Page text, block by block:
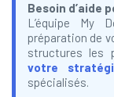
Besoin d’aide
L’équipe My
préparation de
structures les
votre
spécialisés.